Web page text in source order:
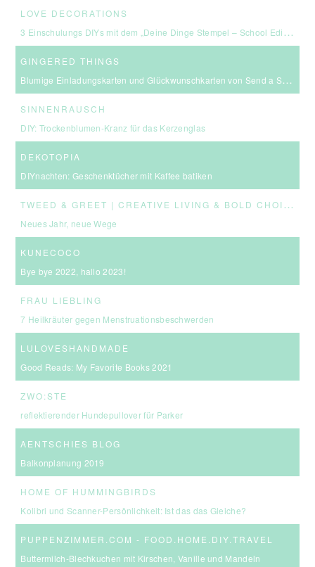
LOVE DECORATIONS
3 Einschulungs DIYs mit dem „Deine Dinge Stempel – School Edition“ #BackToSchool + Gewinnspiel
GINGERED THINGS
Blumige Einladungskarten und Glückwunschkarten von Send a Smile
SINNENRAUSCH
DIY: Trockenblumen-Kranz für das Kerzenglas
DEKOTOPIA
DIYnachten: Geschenktücher mit Kaffee batiken
T
WEED & GREET | CREATIVE LIVING & BOLD CHOICES
Neues Jahr, neue Wege
KUNECOCO
Bye bye 2022, hallo 2023!
FRAU LIEBLING
7 Heilkräuter gegen Menstruationsbeschwerden
LULOVESHANDMADE
Good Reads: My Favorite Books 2021
ZWO:STE
reflektierender Hundepullover für Parker
AENTSCHIES BLOG
Balkonplanung 2019
HOME OF HUMMINGBIRDS
Kolibri und Scanner-Persönlichkeit: Ist das das Gleiche?
PUPPENZIMMER.COM - FOOD.HOME.DIY.TRAVEL
Buttermilch-Blechkuchen mit Kirschen, Vanille und Mandeln